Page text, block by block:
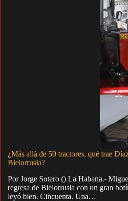
¿Más allá de 50 tractores, qué trae
Bielorrusia?
Por Jorge Sotero () La Habana.-
regresa de Bielorrusia con un gran
leyó bien. Cincuenta. Una…